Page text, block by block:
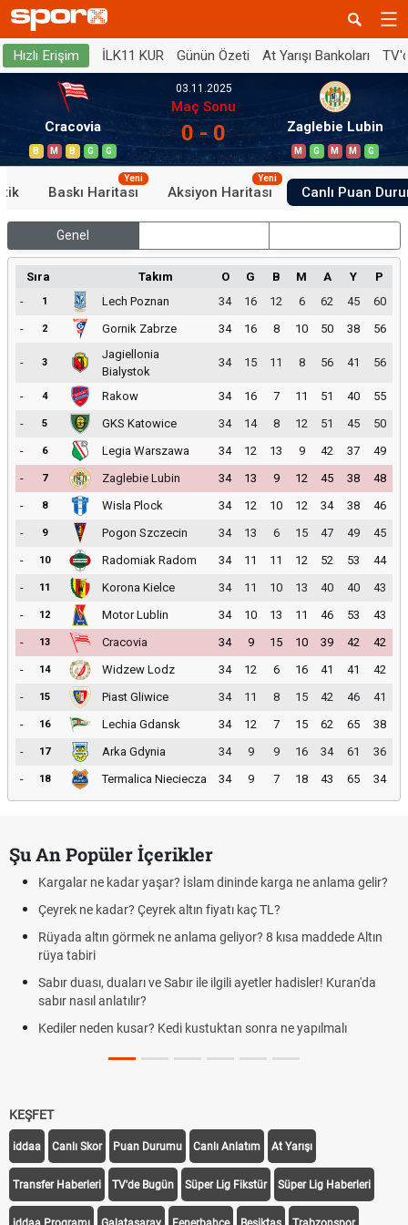
Hızlı Erişim İLK11 KUR Günün Özeti At Yarışı Bankoları
Cracovia
B M B G G
03.11.2025
Maç Sonu
0 - 0 Zaglebie Lubin
M G M M G
Baskı Haritası
Yeni
Aksiyon Haritası
Yeni
Canlı Puan
Genel
Sıra Takım O G B M A Y
P
-
1 Lech Poznan 34 16 12 6 62 45
60
-
2 Gornik Zabrze 34 16 8 10 50 38 56
- 3
Jagiellonia
Bialystok
34 15 11 8 56 41 56
- 4 Rakow 34 16 7 11 51 40
55
-
5 GKS Katowice 34 14 8 12 51 45
50
-
6 Legia Warszawa 34 12 13 9 42 37
49
-
7 Zaglebie Lubin 34 13 9 12 45 38
48
-
8 Wisla Plock 34 12 10 12 34 38
46
-
9 Pogon Szczecin 34 13 6 15 47 49
45
-
10 Radomiak Radom 34 11 11 12 52 53
44
-
11 Korona Kielce 34 11 10 13 40 40
43
-
12 Motor Lublin 34 10 13 11 46 53
43
-
13 Cracovia 34 9 15 10 39 42
42
-
14 Widzew Lodz 34 12 6 16 41 41
42
-
15 Piast Gliwice 34 11 8 15 42 46
41
-
16 Lechia Gdansk 34 12 7 15 62 65
38
-
17 Arka Gdynia 34 9 9 16 34 61
36
-
18 Termalica Nieciecza 34 9 7 18 43 65 34
Şu An Popüler İçerikler
Kargalar ne kadar yaşar? İslam dininde karga ne anlama gelir?
Çeyrek ne kadar? Çeyrek altın fiyatı kaç TL?
Rüyada altın görmek ne anlama geliyor? 8 kısa maddede Altın
rüya tabiri
Sabır duası, duaları ve Sabır ile ilgili ayetler hadisler! Kuran'da
sabır nasıl anlatılır?
Kediler neden kusar? Kedi kustuktan sonra ne yapılmalı
KEŞFET
iddaa Canlı Skor Puan Durumu Canlı Anlatım At Yarışı
Transfer Haberleri TV'de Bugün Süper Lig Fikstür Süper Lig Haberleri